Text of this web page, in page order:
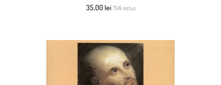
35,00 lei TVA inclus